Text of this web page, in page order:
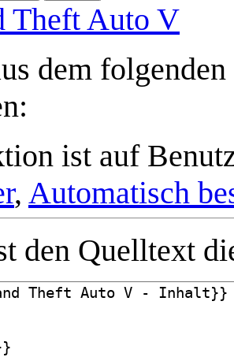
Theft Auto V
dem
ist auf
, Automatisch
den Quelltext